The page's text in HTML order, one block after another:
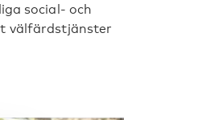
social- och
välfärdstjänster